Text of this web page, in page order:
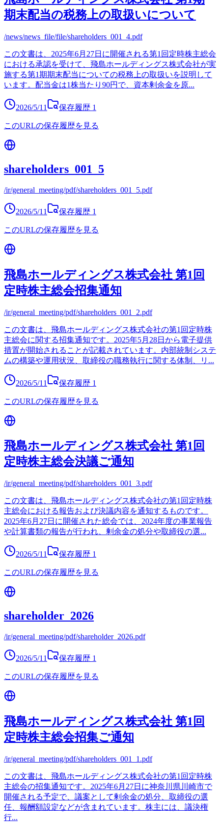
期末配当の税務上の取扱いについて
/news/news_file/file/shareholders_001_4.pdf
この文書は、2025年6月27日に開催される第1回定時株主総会
における承認を受けて、飛島ホールディングス株式会社が実
施する第1期期末配当についての税務上の取扱いを説明して
います。配当金は1株当たり90円で、資本剰余金を原...
2026/5/11 保存履歴 1
このURLの保存履歴を見る
shareholders_001_5
/ir/general_meeting/pdf/shareholders_001_5.pdf
2026/5/11 保存履歴 1
このURLの保存履歴を見る
飛島ホールディングス株式会社 第1回
定時株主総会招集通知
/ir/general_meeting/pdf/shareholders_001_2.pdf
この文書は、飛島ホールディングス株式会社の第1回定時株
主総会に関する招集通知です。2025年5月28日から電子提供
措置が開始されることが記載されています。内部統制システ
ムの構築や運用状況、取締役の職務執行に関する体制、リ ...
2026/5/11 保存履歴 1
このURLの保存履歴を見る
飛島ホールディングス株式会社 第1回
定時株主総会決議ご通知
/ir/general_meeting/pdf/shareholders_001_3.pdf
この文書は、飛島ホールディングス株式会社の第1回定時株
主総会における報告および決議内容を通知するものです。
2025年6月27日に開催された総会では、2024年度の事業報告
や計算書類の報告が行われ、剰余金の処分や取締役の選...
2026/5/11 保存履歴 1
このURLの保存履歴を見る
shareholder_2026
/ir/general_meeting/pdf/shareholder_2026.pdf
2026/5/11 保存履歴 1
このURLの保存履歴を見る
飛島ホールディングス株式会社 第1回
定時株主総会招集ご通知
/ir/general_meeting/pdf/shareholders_001_1.pdf
この文書は、飛島ホールディングス株式会社の第1回定時株
主総会の招集通知です。2025年6月27日に神奈川県川崎市で
開催される予定で、議案として剰余金の処分、取締役の選
任、報酬額設定などが含まれています。株主には、議決権
行...